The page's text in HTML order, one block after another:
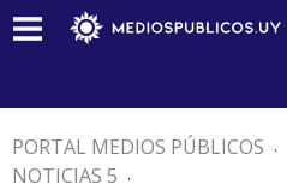
PORTAL MEDIOS PÚBLICOS .
NOTICIAS 5 .